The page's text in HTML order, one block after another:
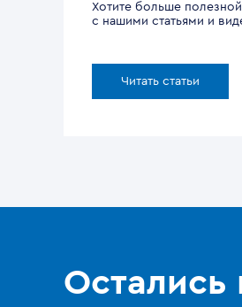
Хотите больше
с нашими статьями и
Читать статьи
Остались